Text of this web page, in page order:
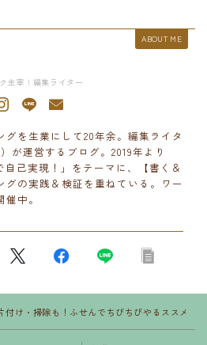
ABOUT ME
主宰 | 編集ライター
を生業にして20年余。編集ライタ
が運営するブログ。2019年より
自己実現！」をテーマに、【書く＆
グの実践＆検証を重ねている。ワー
中。
付け・掃除も！ふせんでちびちびやるススメ